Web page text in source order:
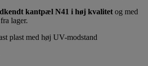
kantpæl N41 i høj kvalitet og med
lager.
plast med høj UV-modstand